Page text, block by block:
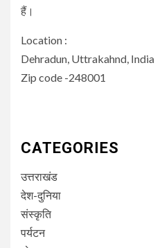
हैं।
Location :
Dehradun, Uttrakahnd, India
Zip code -248001
CATEGORIES
उत्तराखंड
देश-दुनिया
संस्कृति
पर्यटन